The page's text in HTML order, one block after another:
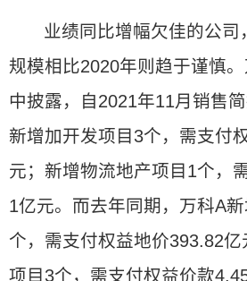
业绩同比增幅欠佳的公司
规模相比2020年则趋于谨慎
中披露，自2021年11月销售
新增加开发项目3个，需支付
元；新增物流地产项目1个，
1亿元。而去年同期，万科A
个，需支付权益地价393.82
项目3个，需支付权益价款4.45